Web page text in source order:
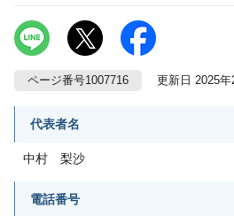
ページ番号1007716 更新日 2025年
代表者名
中村 梨沙
電話番号